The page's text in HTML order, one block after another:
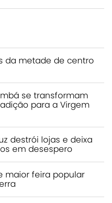
da metade de centro
se transformam
para a Virgem
destrói lojas e deixa
em desespero
maior feira popular